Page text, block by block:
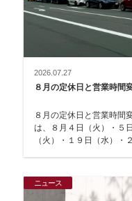
2026.07.27
８月の定休日と営業時間
８月の定休日と営業時間変更の
は、８月４日（火）・５
（火）・１９日（水）・
ニュース